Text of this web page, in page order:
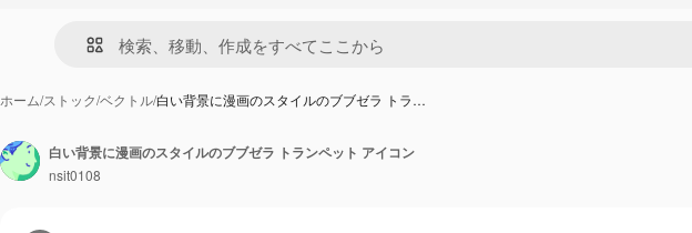
ホーム/ストック/ベクトル/白い背景に漫画のスタイルのブブゼラ トラ…
白い背景に漫画のスタイルのブブゼラ トランペット アイコン
nsit0108